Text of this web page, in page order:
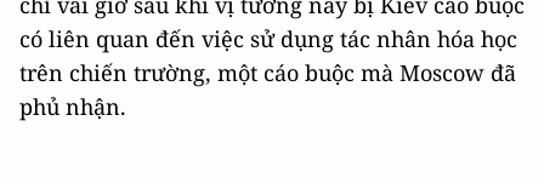
có liên quan đến việc sử dụng tác nhân hóa học
trên chiến trường, một cáo buộc mà Moscow đã
phủ nhận.